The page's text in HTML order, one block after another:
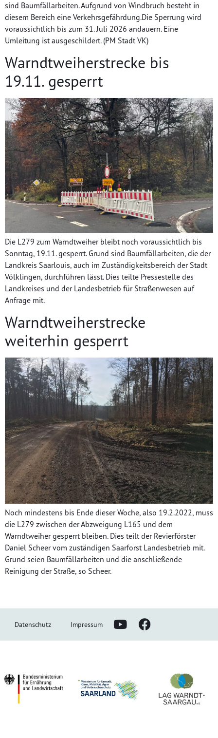
sind Baumfällarbeiten. Aufgrund von Windbruch besteht in
diesem Bereich eine Verkehrsgefährdung.Die Sperrung wird
voraussichtlich bis zum 31. Juli 2026 andauern. Eine
Umleitung ist ausgeschildert. (PM Stadt VK)
Warndtweiherstrecke bis
19.11. gesperrt
Die L279 zum Warndtweiher bleibt noch voraussichtlich bis
Sonntag, 19.11. gesperrt. Grund sind Baumfällarbeiten, die der
Landkreis Saarlouis, auch im Zuständigkeitsbereich der Stadt
Völklingen, durchführen lässt. Dies teilte Pressestelle des
Landkreises und der Landesbetrieb für Straßenwesen auf
Anfrage mit.
Warndtweiherstrecke
weiterhin gesperrt
Noch mindestens bis Ende dieser Woche, also 19.2.2022, muss
die L279 zwischen der Abzweigung L165 und dem
Warndtweiher gesperrt bleiben. Dies teilt der Revierförster
Daniel Scheer vom zuständigen Saarforst Landesbetrieb mit.
Grund seien Baumfällarbeiten und die anschließende
Reinigung der Straße, so Scheer.
Datenschutz Impressum